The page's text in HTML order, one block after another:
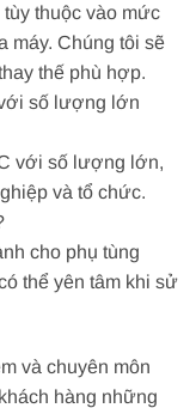
thuộc vào mức
máy. Chúng tôi sẽ
thế phù hợp.
số lượng lớn
với số lượng lớn,
và tổ chức.
cho phụ tùng
thể yên tâm khi sử
và chuyên môn
hàng những